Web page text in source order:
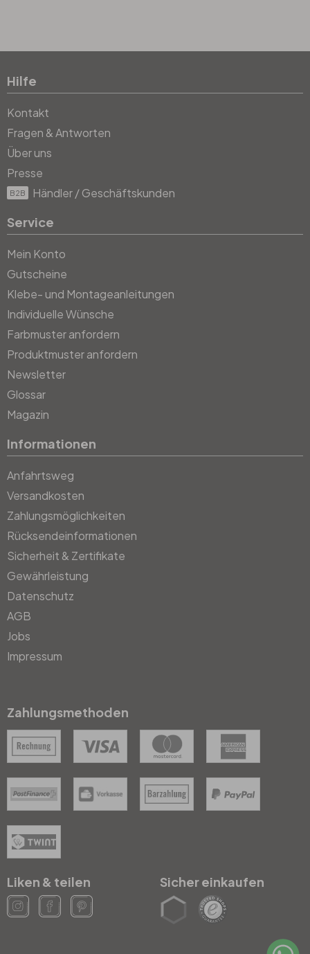
Hilfe
Kontakt
Fragen & Antworten
Über uns
Presse
B2B Händler / Geschäftskunden
Service
Mein Konto
Gutscheine
Klebe- und Montageanleitungen
Individuelle Wünsche
Farbmuster anfordern
Produktmuster anfordern
Newsletter
Glossar
Magazin
Informationen
Anfahrtsweg
Versandkosten
Zahlungsmöglichkeiten
Rücksendeinformationen
Sicherheit & Zertifikate
Gewährleistung
Datenschutz
AGB
Jobs
Impressum
Zahlungsmethoden
Liken & teilen Sicher einkaufen